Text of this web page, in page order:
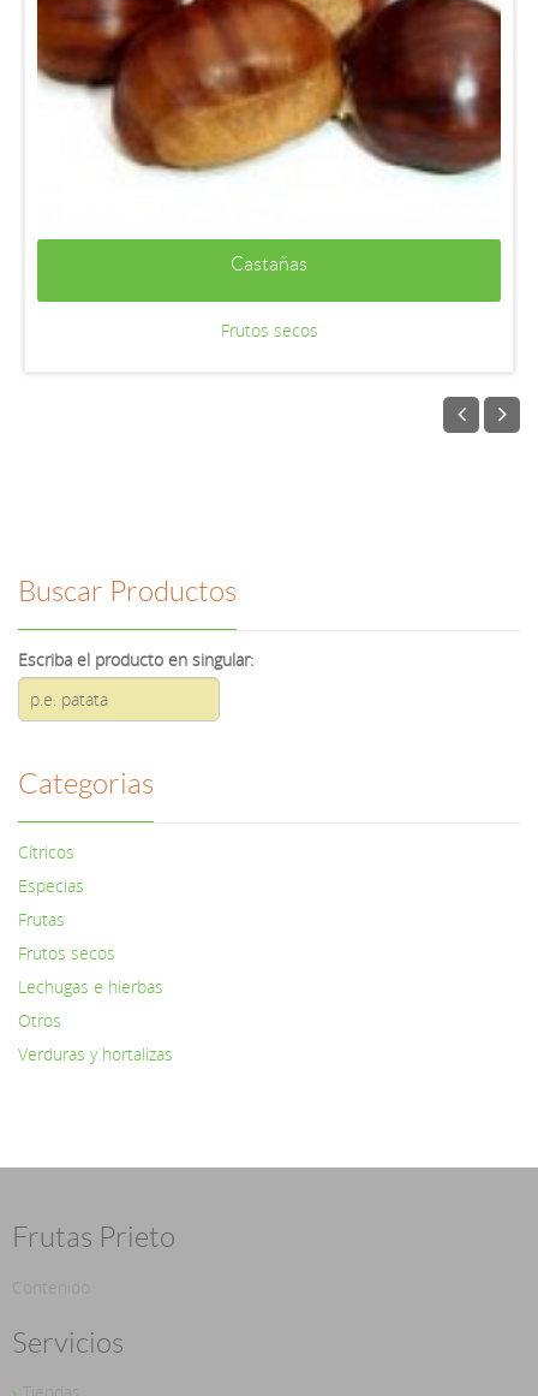
Castañas
Frutos secos
Buscar Productos
Escriba el producto en singular:
Categorias
Cítricos
Especias
Frutas
Frutos secos
Lechugas e hierbas
Otros
Verduras y hortalizas
Frutas Prieto
Servicios